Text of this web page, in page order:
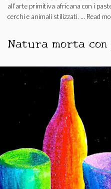
all’arte primitiva africana con i
cerchi e animali stilizzati. … Read
Natura morta